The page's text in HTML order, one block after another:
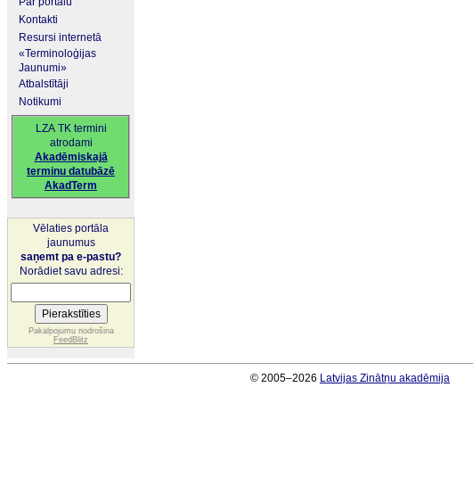
Kontakti
Resursi internetā
«Terminoloģijas
Jaunumi»
Atbalstītāji
Notikumi
LZA TK termini
atrodami
Akadēmiskajā
terminu datubāzē
AkadTerm
Vēlaties portāla
jaunumus
saņemt pa e-pastu?
Norādiet savu adresi:
Pakalpojumu nodrošina
FeedBlitz
© 2005–2026 Latvijas Zinātņu akadēmija